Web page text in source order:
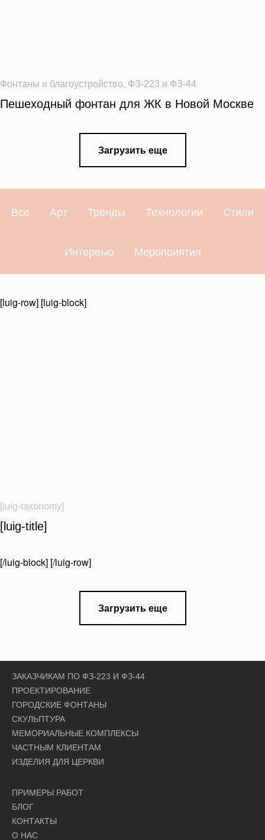
Фонтаны и благоустройство, ФЗ-223 и ФЗ-44
Пешеходный фонтан для ЖК в Новой Москве
Загрузить еще
Все Арт Тренды Технологии Стили
Интервью Мероприятия
[luig-row] [luig-block]
[luig-taxonomy]
[luig-title]
[/luig-block] [/luig-row]
Загрузить еще
ЗАКАЗЧИКАМ ПО ФЗ-223 И ФЗ-44
ПРОЕКТИРОВАНИЕ
ГОРОДСКИЕ ФОНТАНЫ
СКУЛЬПТУРА
МЕМОРИАЛЬНЫЕ КОМПЛЕКСЫ
ЧАСТНЫМ КЛИЕНТАМ
ИЗДЕЛИЯ ДЛЯ ЦЕРКВИ
ПРИМЕРЫ РАБОТ
БЛОГ
КОНТАКТЫ
О НАС